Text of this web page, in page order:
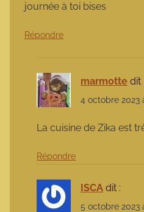
journée à toi bises
Répondre
marmotte dit :
4 octobre 2023
La cuisine de Zika est
Répondre
ISCA dit :
5 octobre 2023